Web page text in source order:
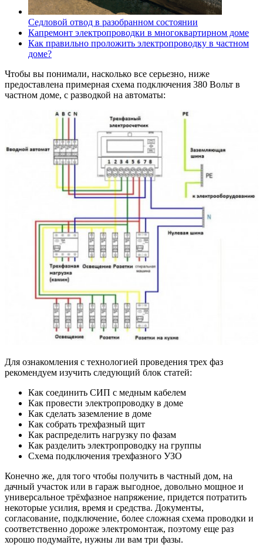
Седловой отвод в разобранном состоянии
Капремонт электропроводки в многоквартирном доме
Как правильно проложить электропроводку в частном
доме?
Чтобы вы понимали, насколько все серьезно, ниже
предоставлена примерная схема подключения 380 Вольт в
частном доме, с разводкой на автоматы:
Для ознакомления с технологией проведения трех фаз
рекомендуем изучить следующий блок статей:
Как соединить СИП с медным кабелем
Как провести электропроводку в доме
Как сделать заземление в доме
Как собрать трехфазный щит
Как распределить нагрузку по фазам
Как разделить электропроводку на группы
Схема подключения трехфазного УЗО
Конечно же, для того чтобы получить в частный дом, на
дачный участок или в гараж выгодное, довольно мощное и
универсальное трёхфазное напряжение, придется потратить
некоторые усилия, время и средства. Документы,
согласование, подключение, более сложная схема проводки и
соответственно дороже электромонтаж, поэтому еще раз
хорошо подумайте, нужны ли вам три фазы.